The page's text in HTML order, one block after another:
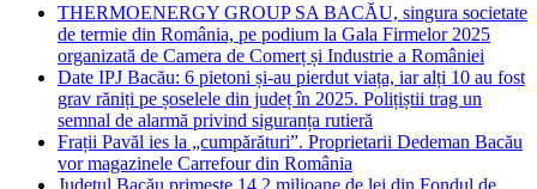
THERMOENERGY GROUP SA BACĂU, singura societate
de termie din România, pe podium la Gala Firmelor 2025
organizată de Camera de Comerț și Industrie a României
Date IPJ Bacău: 6 pietoni și-au pierdut viața, iar alți 10 au fost
grav răniți pe șoselele din județ în 2025. Polițiștii trag un
semnal de alarmă privind siguranța rutieră
Frații Pavăl ies la „cumpărături”. Proprietarii Dedeman Bacău
vor magazinele Carrefour din România
Județul Bacău primește 14,2 milioane de lei din Fondul de